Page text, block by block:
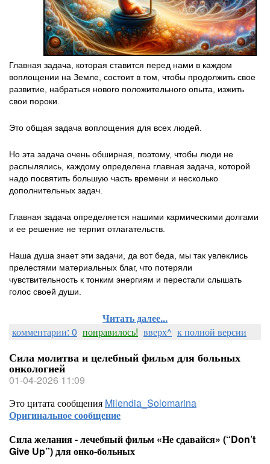
Главная задача, которая ставится перед нами в каждом
воплощении на Земле, состоит в том, чтобы продолжить свое
развитие, набраться нового положительного опыта, изжить
свои пороки.
Это общая задача воплощения для всех людей.
Но эта задача очень обширная, поэтому, чтобы люди не
распылялись, каждому определена главная задача, которой
надо посвятить большую часть времени и несколько
дополнительных задач.
Главная задача определяется нашими кармическими долгами
и ее решение не терпит отлагательств.
Наша душа знает эти задачи, да вот беда, мы так увлеклись
прелестями материальных благ, что потеряли
чувствительность к тонким энергиям и перестали слышать
голос своей души.
Читать далее...
комментарии: 0 понравилось! вверх^ к полной версии
Сила молитва и целебный фильм для больных
онкологией
01-04-2026 11:09
Это цитата сообщения Milendia_Solomarina
Оригинальное сообщение
Сила желания - лечебный фильм «Не сдавайся» (“Don’t
Give Up”) для онко-больных